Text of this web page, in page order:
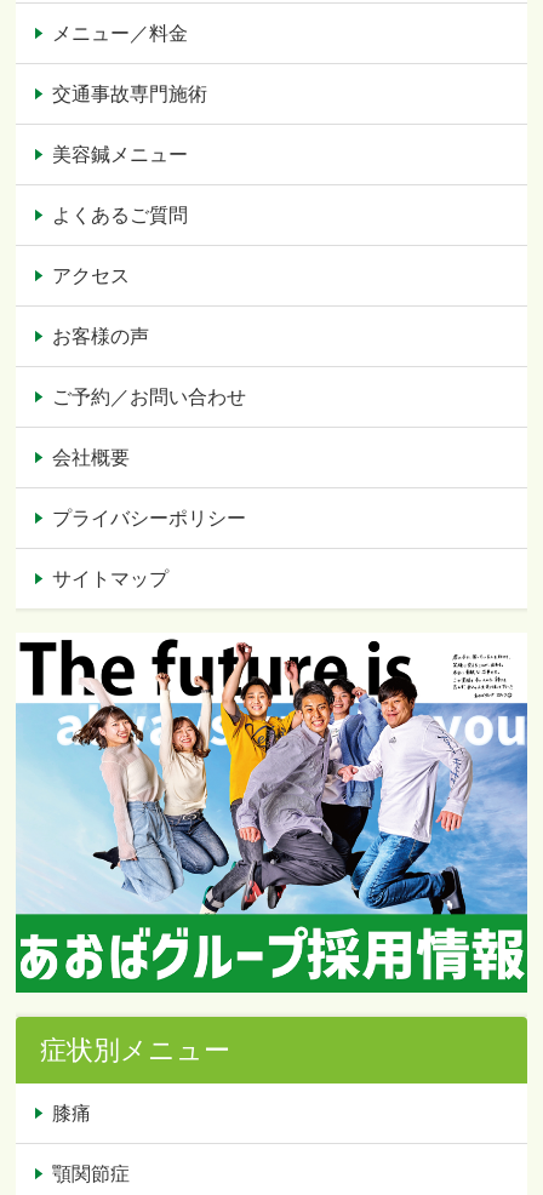
メニュー／料金
交通事故専門施術
美容鍼メニュー
よくあるご質問
アクセス
お客様の声
ご予約／お問い合わせ
会社概要
プライバシーポリシー
サイトマップ
症状別メニュー
膝痛
顎関節症